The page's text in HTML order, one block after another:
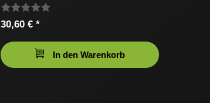
30,60 € *
In den Warenkorb